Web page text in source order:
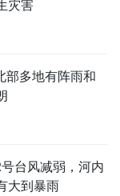
灾害
部多地有阵雨和
台风减弱，河内
大到暴雨